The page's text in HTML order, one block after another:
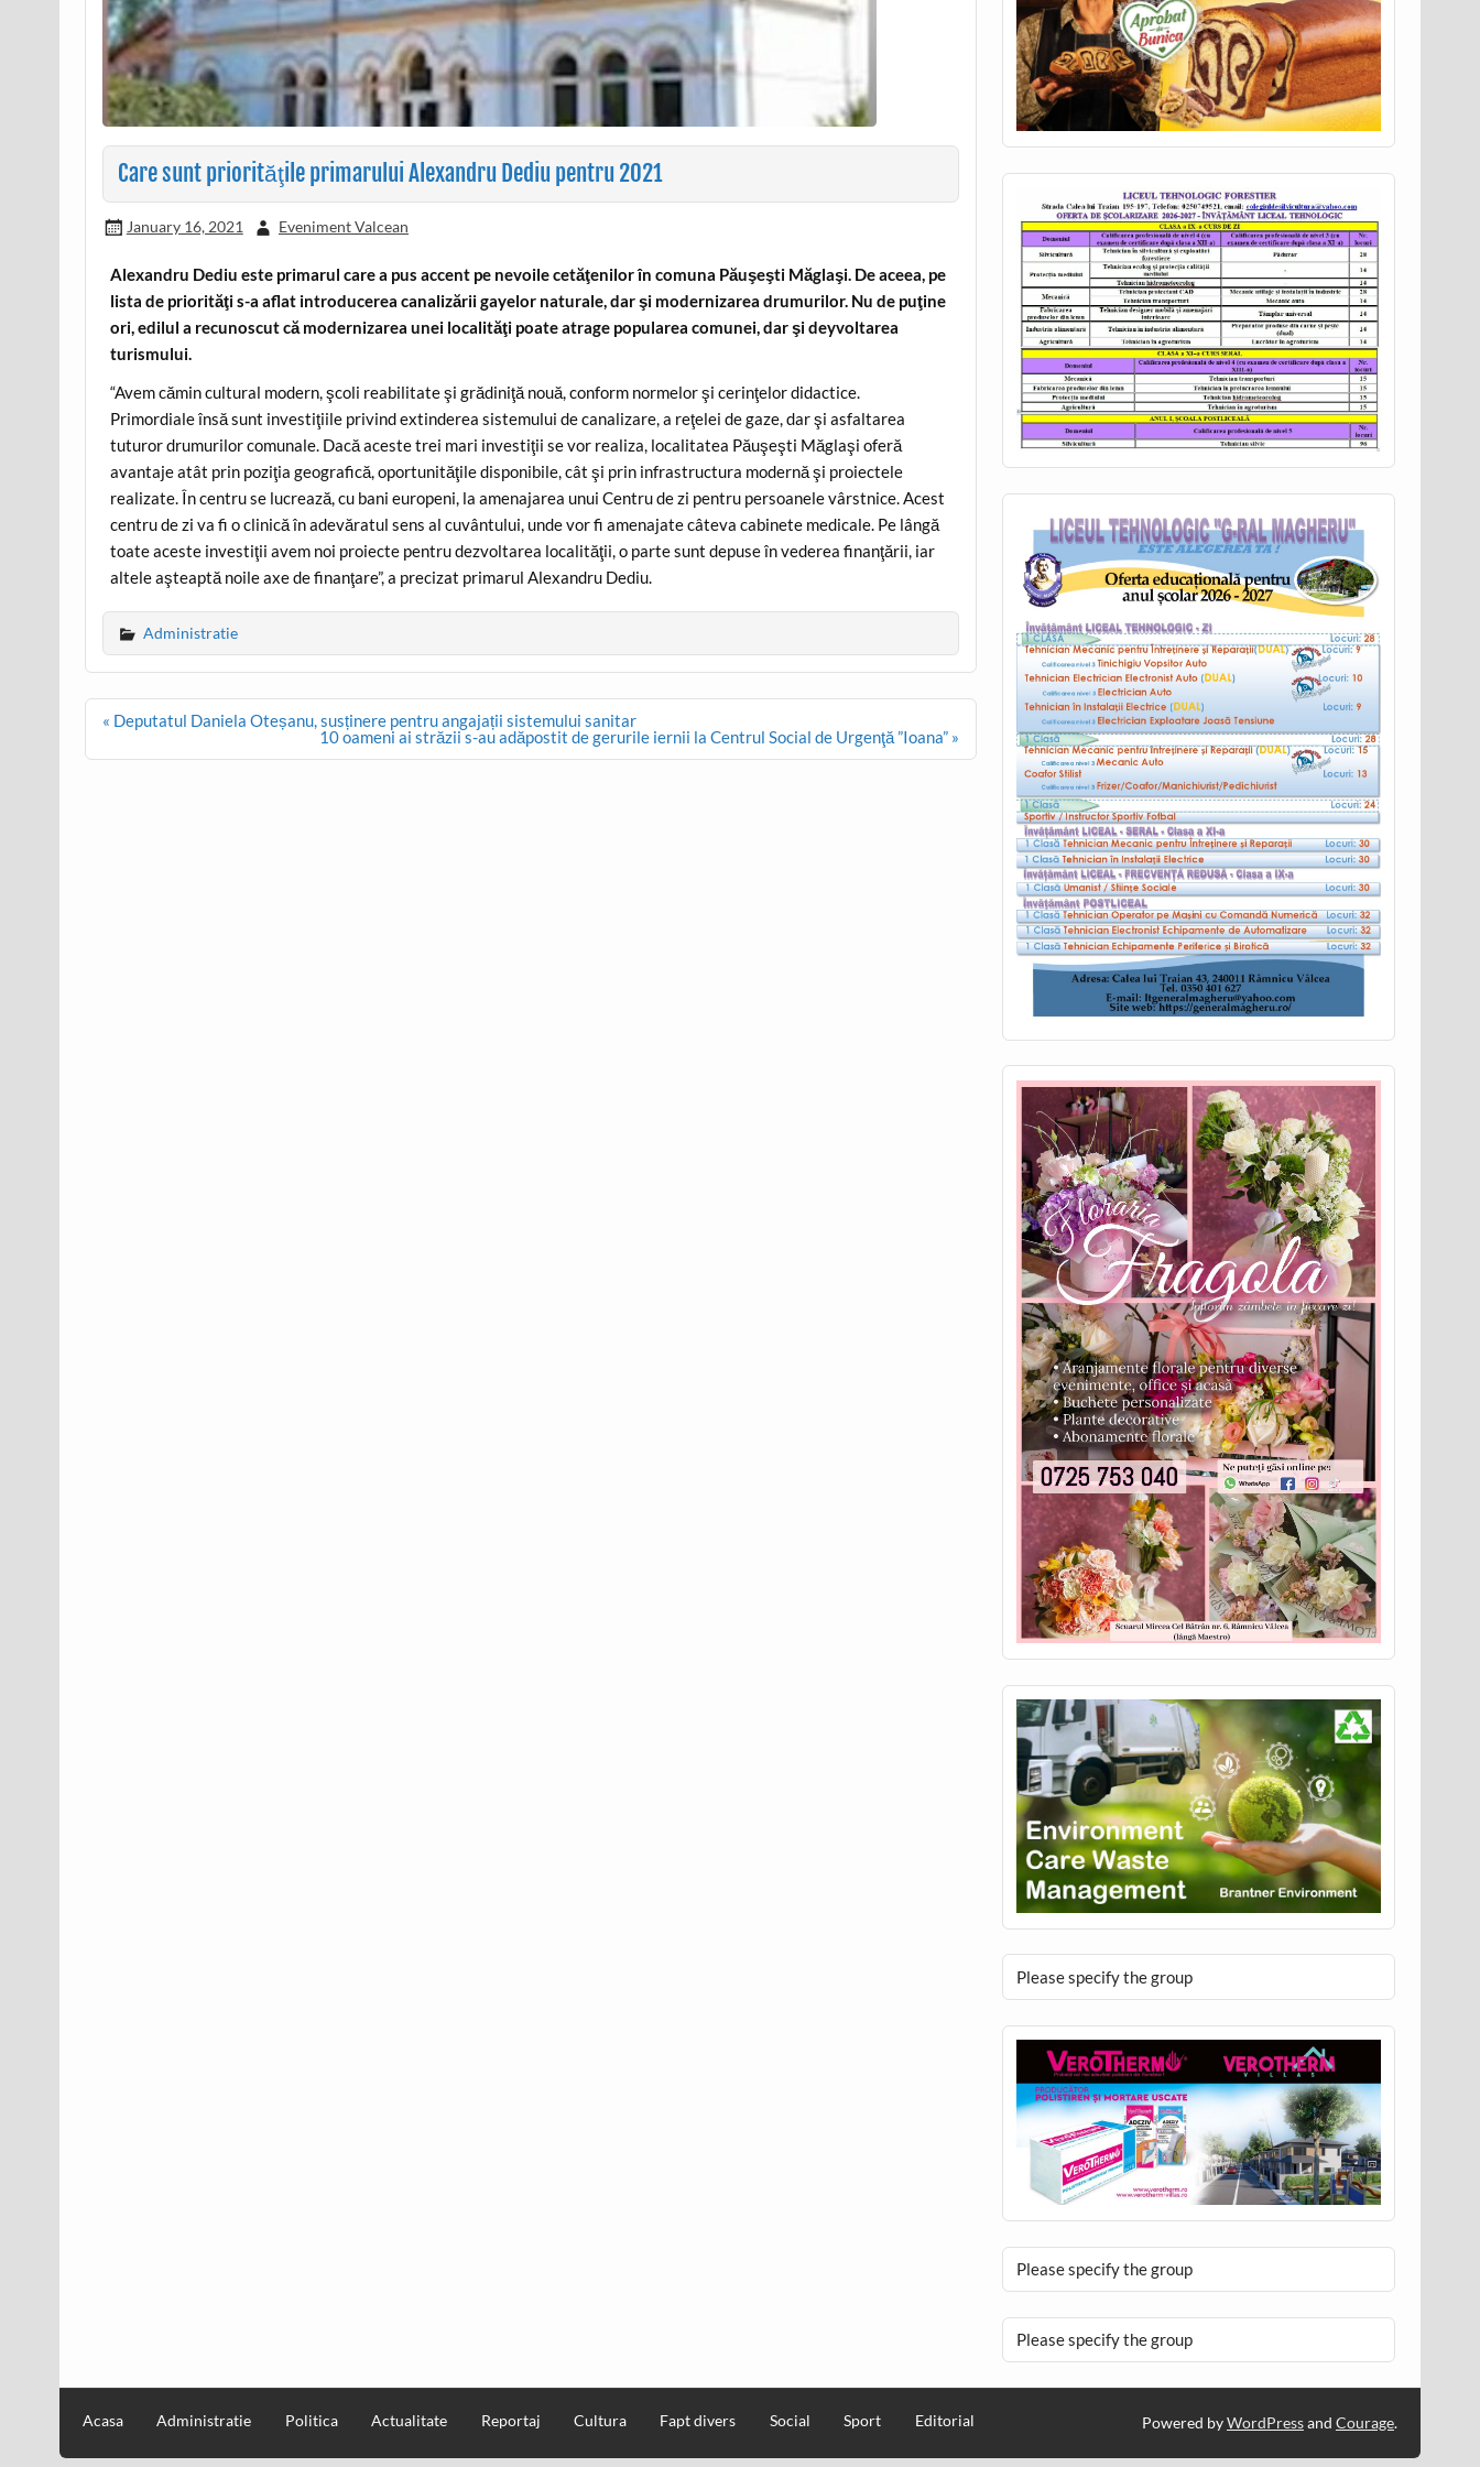
Care sunt priorităţile primarului Alexandru Dediu pentru 2021
January 16, 2021 Eveniment Valcean
Alexandru Dediu este primarul care a pus accent pe nevoile cetăţenilor în comuna Păuşeşti Măglaşi. De aceea, pe
lista de priorităţi s-a aflat introducerea canalizării gayelor naturale, dar şi modernizarea drumurilor. Nu de puţine
ori, edilul a recunoscut că modernizarea unei localităţi poate atrage popularea comunei, dar şi deyvoltarea
turismului.
“Avem cămin cultural modern, şcoli reabilitate şi grădiniţă nouă, conform normelor şi cerinţelor didactice.
Primordiale însă sunt investiţiile privind extinderea sistemului de canalizare, a reţelei de gaze, dar şi asfaltarea
tuturor drumurilor comunale. Dacă aceste trei mari investiţii se vor realiza, localitatea Păuşeşti Măglaşi oferă
avantaje atât prin poziţia geografică, oportunităţile disponibile, cât şi prin infrastructura modernă şi proiectele
realizate. În centru se lucrează, cu bani europeni, la amenajarea unui Centru de zi pentru persoanele vârstnice. Acest
centru de zi va fi o clinică în adevăratul sens al cuvântului, unde vor fi amenajate câteva cabinete medicale. Pe lângă
toate aceste investiţii avem noi proiecte pentru dezvoltarea localităţii, o parte sunt depuse în vederea finanţării, iar
altele aşteaptă noile axe de finanţare”, a precizat primarul Alexandru Dediu.
Administratie
Post
navigation
« Deputatul Daniela Oteșanu, susținere pentru angajații sistemului sanitar
10 oameni ai străzii s-au adăpostit de gerurile iernii la Centrul Social de Urgenţă ”Ioana” »
Please specify the group
Please specify the group
Please specify the group
Acasa Administratie Politica Actualitate Reportaj Cultura Fapt divers Social Sport Editorial Powered byWordPressand Courage.